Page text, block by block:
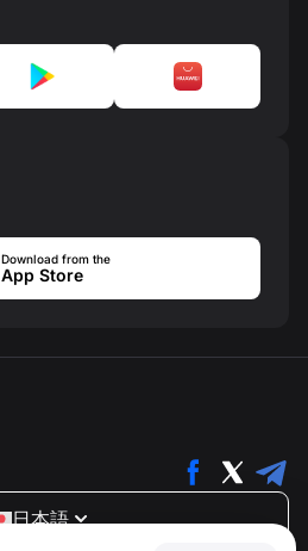
Download from the
App Store
日本語